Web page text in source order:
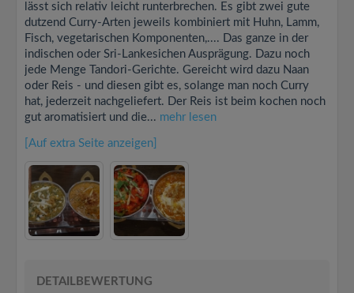
lässt sich relativ leicht runterbrechen. Es gibt zwei gute
dutzend Curry-Arten jeweils kombiniert mit Huhn, Lamm,
Fisch, vegetarischen Komponenten,.... Das ganze in der
indischen oder Sri-Lankesichen Ausprägung. Dazu noch
jede Menge Tandori-Gerichte. Gereicht wird dazu Naan
oder Reis - und diesen gibt es, solange man noch Curry
hat, jederzeit nachgeliefert. Der Reis ist beim kochen noch
gut aromatisiert und die... mehr lesen
[Auf extra Seite anzeigen]
DETAILBEWERTUNG